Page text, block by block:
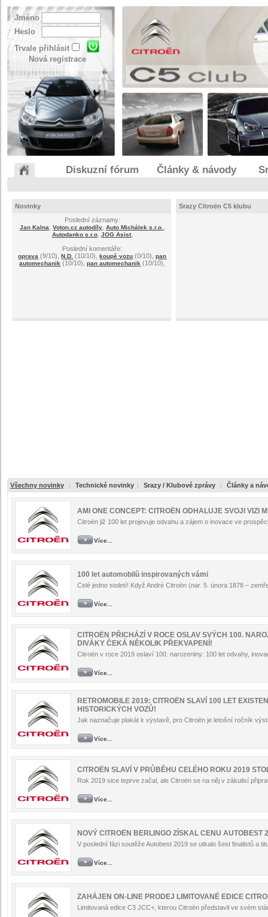
Jméno
Heslo
Trvale přihlásit
Nová registrace
Diskuzní fórum Články & návody
Novinky
Poslední záznamy:
Jan Kalna Voton.cz autodíly Auto Michálek s.r.o.
Autodanko s.r.o JOG Asist,
Poslední komentáře:
oprava (9/10),N.D. (10/10),koupě vozu (0/10),pan
automechanik (10/10),pan automechanik (10/10),
Srazy Citroën C5 klubu
Všechny novinky | Technické novinky | Srazy / Klubové zprávy | Články a
AMI ONE CONCEPT: CITROËN ODHALUJE SVOJI VIZI
Citroën již 100 let projevuje odvahu a zájem o inovace ve
Více...
100 let automobilů inspirovaných vámi
Celé jedno století! Když André Citroën (nar. 5. února 1878 –
Více...
CITROËN PŘICHÁZÍ V ROCE OSLAV SVÝCH 100.
DIVÁKY ČEKÁ NĚKOLIK PŘEKVAPENÍ!
Citroën v roce 2019 oslaví 100. narozeniny: 100 let odvahy,
Více...
RETROMOBILE 2019: CITROËN SLAVÍ 100 LET
HISTORICKÝCH VOZŮ!
Jak naznačuje plakát k výstavě, pro Citroën je letošní ročník
Více...
CITROËN SLAVÍ V PRŮBĚHU CELÉHO ROKU 2019
Rok 2019 sice teprve začal, ale Citroën se na něj v zákulisí
Více...
NOVÝ CITROËN BERLINGO ZÍSKAL CENU AUTOBEST
V poslední fázi soutěže Autobest 2019 se utkalo šest finalistů a
Více...
ZAHÁJEN ON-LINE PRODEJ LIMITOVANÉ EDICE
Limitovaná edice C3 JCC+, kterou Citroën představil ve svém